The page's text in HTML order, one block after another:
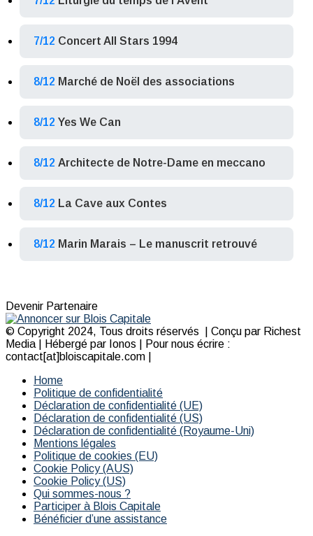
7/12 Concert All Stars 1994
8/12 Marché de Noël des associations
8/12 Yes We Can
8/12 Architecte de Notre-Dame en meccano
8/12 La Cave aux Contes
8/12 Marin Marais – Le manuscrit retrouvé
Devenir Partenaire
© Copyright 2024, Tous droits réservés | Conçu par Richest
Media | Hébergé par Ionos | Pour nous écrire :
contact[at]bloiscapitale.com |
Home
Politique de confidentialité
Déclaration de confidentialité (UE)
Déclaration de confidentialité (US)
Déclaration de confidentialité (Royaume-Uni)
Mentions légales
Politique de cookies (EU)
Cookie Policy (AUS)
Cookie Policy (US)
Qui sommes-nous ?
Participer à Blois Capitale
Bénéficier d’une assistance